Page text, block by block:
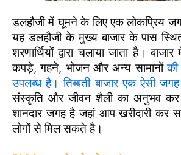
डलहौजी में घूमने के लिए एक लोकप्रिय
यह डलहौजी के मुख्य बाजार के पास
शरणार्थियों द्वारा चलाया जाता है।
कपड़े, गहने, भोजन और अन्य सामानों
उपलब्ध है। तिब्बती बाजार एक ऐसी जगह
संस्कृति और जीवन शैली का अनुभव
शानदार जगह है जहां आप खरीदारी कर
लोगों से मिल सकते है।